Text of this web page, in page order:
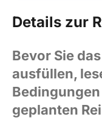
Details zur
Bevor Sie
ausfüllen,
geplanten